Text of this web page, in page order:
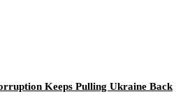
Keeps Pulling Ukraine Back